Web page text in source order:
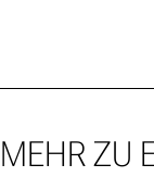
MEHR ZU